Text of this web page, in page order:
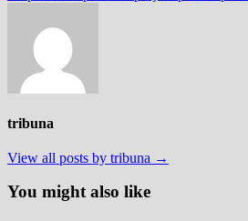
tribuna
View all posts by tribuna →
You might also like